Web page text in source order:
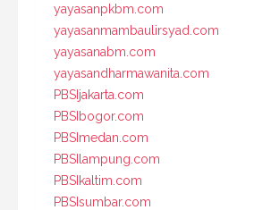
yayasanpkbm.com
yayasanmambaulirsyad.com
yayasanabm.com
yayasandharmawanita.com
PBSIjakarta.com
PBSIbogor.com
PBSImedan.com
PBSIlampung.com
PBSIkaltim.com
PBSIsumbar.com